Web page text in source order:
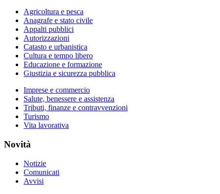
Agricoltura e pesca
Anagrafe e stato civile
Appalti pubblici
Autorizzazioni
Catasto e urbanistica
Cultura e tempo libero
Educazione e formazione
Giustizia e sicurezza pubblica
Imprese e commercio
Salute, benessere e assistenza
Tributi, finanze e contravvenzioni
Turismo
Vita lavorativa
Novità
Notizie
Comunicati
Avvisi